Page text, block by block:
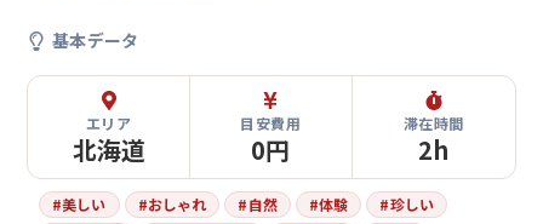
基本データ
エリア
北海道
目安費用
0円
滞在時間
2h
#美しい #おしゃれ #自然 #体験 #珍しい